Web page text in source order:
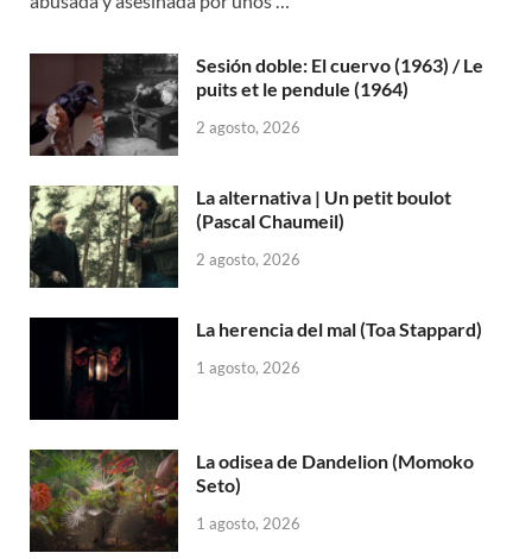
Sesión doble: El cuervo (1963) / Le
puits et le pendule (1964)
2 agosto, 2026
La alternativa | Un petit boulot
(Pascal Chaumeil)
2 agosto, 2026
La herencia del mal (Toa Stappard)
1 agosto, 2026
La odisea de Dandelion (Momoko
Seto)
1 agosto, 2026